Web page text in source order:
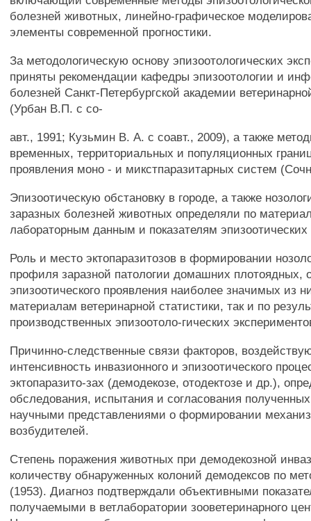
болезней животных, линейно-графическое
элементы современной прогностики.
За методологическую основу эпизоотологических
приняты рекомендации кафедры эпизоотологии и
болезней Санкт-Петербургской академии
(Урбан В.П. с со-
авт., 1991; Кузьмин В. А. с соавт., 2009), а также
временных, территориальных и популяционных
проявления моно - и микстпаразитарных систем
Эпизоотическую обстановку в городе, а также
заразных болезней животных определяли по
лабораторным данным и показателям
Роль и место эктопаразитозов в формировании
профиля заразной патологии домашних плотоядных,
эпизоотического проявления наиболее значимых из
материалам ветеринарной статистики, так и по
производственных эпизоотоло-гических
Причинно-следственные связи факторов,
интенсивность инвазионного и эпизоотического
эктопаразито-зах (демодекозе, отодектозе и др.),
обследования, испытания и согласования
научными представлениями о формировании
возбудителей.
Степень поражения животных при демодекозной
количеству обнаруженных колоний демодексов по
(1953). Диагноз подтверждали объективными
получаемыми в ветлаборатории зооветеринарного